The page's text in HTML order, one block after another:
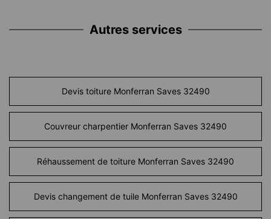
Autres services
Devis toiture Monferran Saves 32490
Couvreur charpentier Monferran Saves 32490
Réhaussement de toiture Monferran Saves 32490
Devis changement de tuile Monferran Saves 32490